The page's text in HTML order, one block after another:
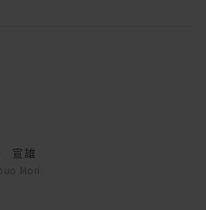
宣雄
Mori